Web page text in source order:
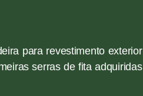
para revestimento exterior
serras de fita adquiridas